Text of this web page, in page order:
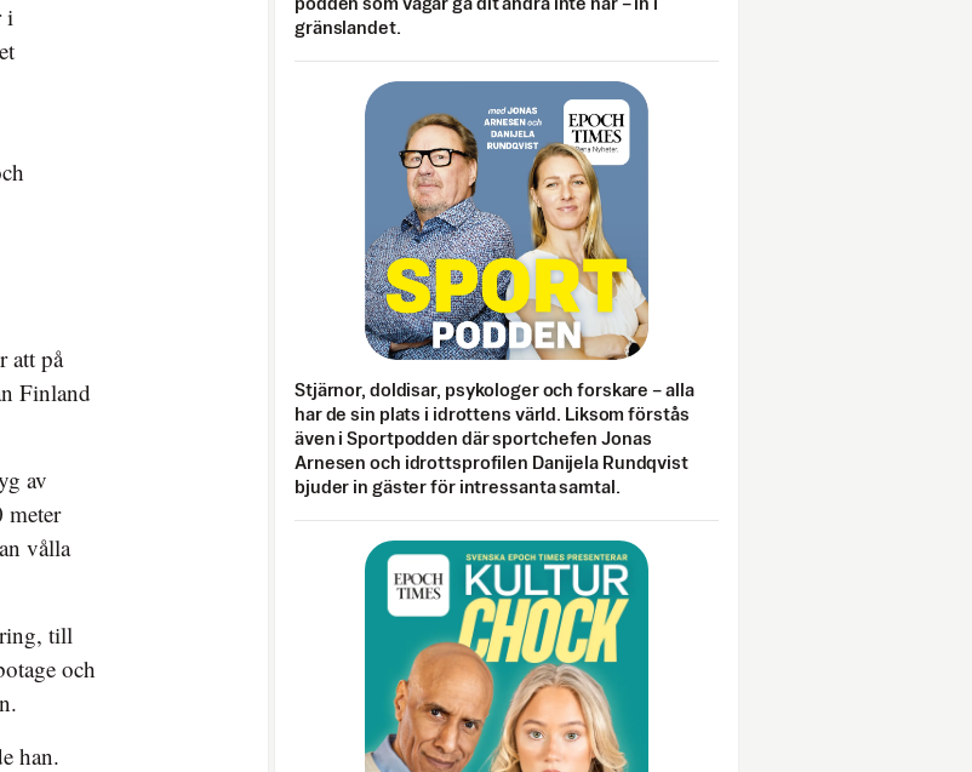
i
att på
Finland
av
meter
vålla
till
och
han.
podden som vågar gå dit andra inte når – in i
gränslandet.
Stjärnor, doldisar, psykologer och forskare – alla
har de sin plats i idrottens värld. Liksom förstås
även i Sportpodden där sportchefen Jonas
Arnesen och idrottsprofilen Danijela Rundqvist
bjuder in gäster för intressanta samtal.